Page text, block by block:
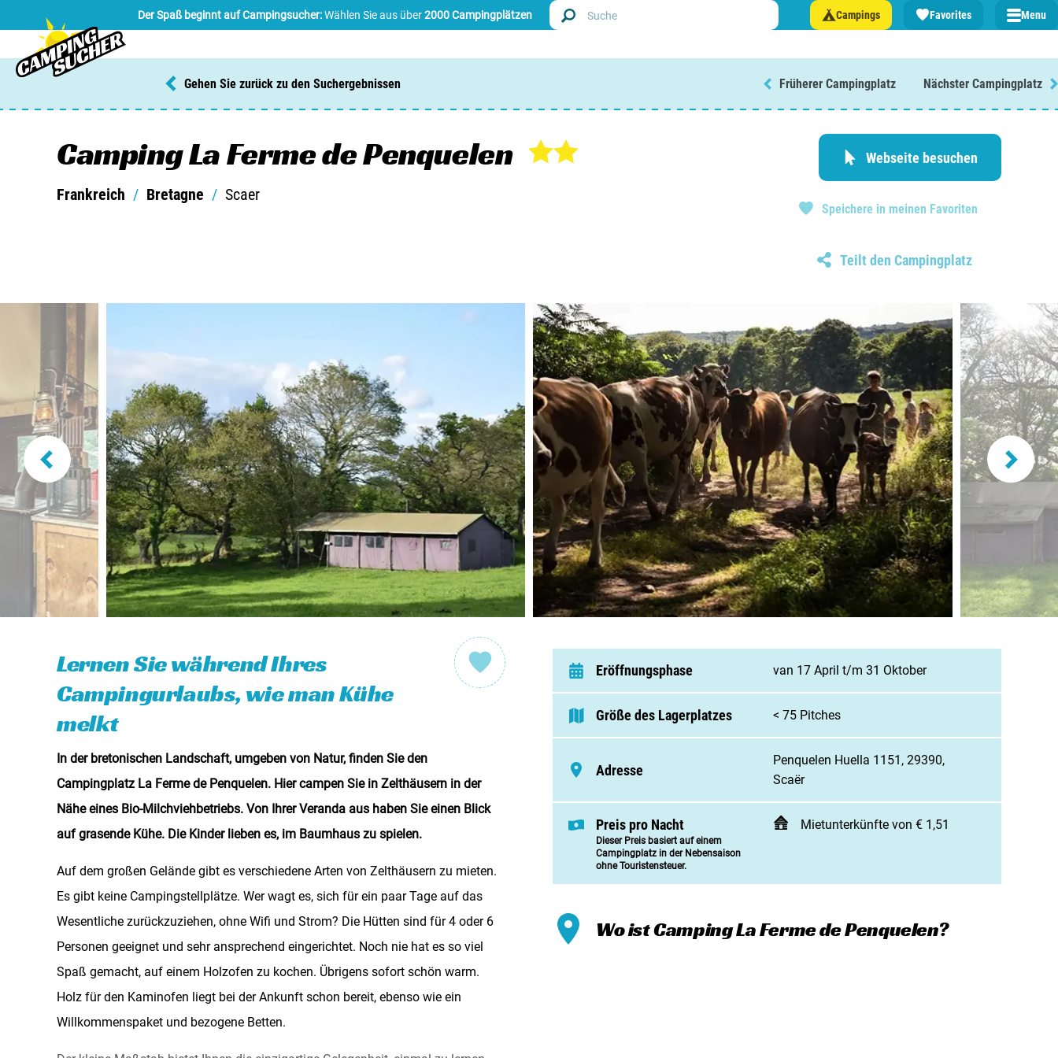
Der Spaß beginnt auf Campingsucher:Wählen Sie aus über2000 Campingplätzen Campings Favorites Menu
Informationen über ...
Niederlande
Belgien
Luxemburg
Frankreich
Schweiz
Nachrichten / Blog
Über Campingsucher
Häufig gestellte Fragen
Meinen Campingplatz anmelden
Zusammenarbeit / Werbung
Gehen Sie zurück zu den Suchergebnissen Früherer Campingplatz Nächster Campingplatz
Camping La Ferme de Penquelen
Frankreich / Bretagne / Scaer
Webseite besuchen
Speichere in meinen Favoriten
Teilt den Campingplatz
Lernen Sie während Ihres
Campingurlaubs, wie man Kühe
melkt
In der bretonischen Landschaft, umgeben von Natur, finden Sie den
Campingplatz La Ferme de Penquelen. Hier campen Sie in Zelthäusern in der
Nähe eines Bio-Milchviehbetriebs. Von Ihrer Veranda aus haben Sie einen Blick
auf grasende Kühe. Die Kinder lieben es, im Baumhaus zu spielen.
Auf dem großen Gelände gibt es verschiedene Arten von Zelthäusern zu mieten.
Es gibt keine Campingstellplätze. Wer wagt es, sich für ein paar Tage auf das
Wesentliche zurückzuziehen, ohne Wifi und Strom? Die Hütten sind für 4 oder 6
Personen geeignet und sehr ansprechend eingerichtet. Noch nie hat es so viel
Spaß gemacht, auf einem Holzofen zu kochen. Übrigens sofort schön warm.
Holz für den Kaminofen liegt bei der Ankunft schon bereit, ebenso wie ein
Willkommenspaket und bezogene Betten.
Eröffnungsphase van 17 April t/m 31 Oktober
Größe des Lagerplatzes < 75 Pitches
Adresse
Penquelen Huella 1151, 29390,
Scaër
Preis pro Nacht
Dieser Preis basiert auf einem
Campingplatz in der Nebensaison
ohne Touristensteuer.
Mietunterkünfte von € 1,51
Wo ist Camping La Ferme de Penquelen?